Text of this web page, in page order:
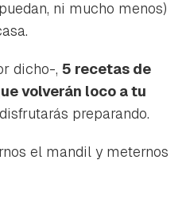
ni mucho menos)
dicho-, 5 recetas de
volverán loco a tu
preparando.
el mandil y meternos